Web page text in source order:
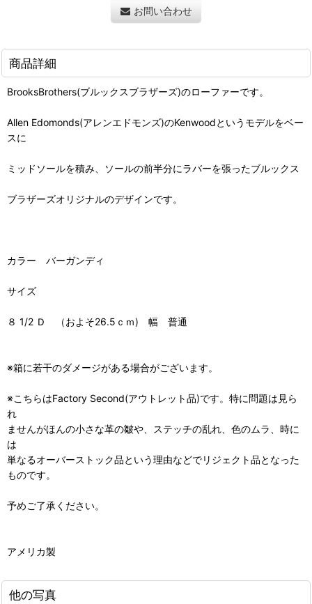
お問い合わせ
商品詳細
BrooksBrothers(ブルックスブラザーズ)のローファーです。
Allen Edomonds(アレンエドモンズ)のKenwoodというモデルをベー
スに
ミッドソールを積み、ソールの前半分にラバーを張ったブルックス
ブラザーズオリジナルのデザインです。
カラー バーガンディ
サイズ
８ 1/2 Ｄ （およそ26.5ｃｍ) 幅 普通
※箱に若干のダメージがある場合がございます。
※こちらはFactory Second(アウトレット品)です。特に問題は見ら
れ
ませんがほんの小さな革の皺や、ステッチの乱れ、色のムラ、時に
は
単なるオーバーストック品という理由などでリジェクト品となった
ものです。
予めご了承ください。
アメリカ製
他の写真